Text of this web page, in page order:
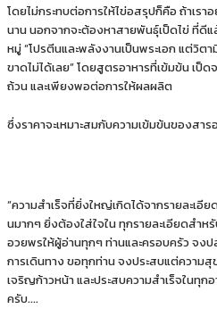
โดยไม่กระทบต่อการให้ไข่อสรุปก็คือ ถ้าเรา
นาน นอกจากจะต้องหาสายพันธุ์เป็ดไข่ ที่ดี
หมู่ “โปรตีนและพลังงานเป็นพระเอก แต่วิต
ขาดไม่ได้เลย” โดยสูตรอาหารที่เข้มข้น เป็
ถ้วน และเพียงพอต่อการให้ผลผลิต
ซึ่งราคาจะเหมาะสมกับความเข้มข้นของสา
“ความสําเร็จที่ยิ่งใหญ่เกิดได้จากรายละเอี
นมากๆ ยิ่งต้องใส่ใจใน ทุกรายละเอียดสํา
อวยพรให้ผู้อ่านทุกๆ ท่านและครอบครัว จง
การเดินทาง ขอทุกท่าน จงประสบแต่ควา
เจริญก้าวหน้า และประสบความสําเร็จในทุ
ครับ….